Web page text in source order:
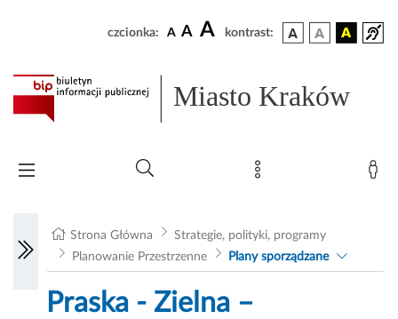
czcionka: A A A kontrast:
Miasto Kraków
Strona Główna
Strategie, polityki, programy
Planowanie Przestrzenne
Plany sporządzane
Praska - Zielna –